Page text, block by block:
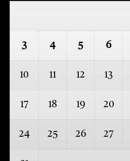
3 4 5 6
10 11 12 13
17 18 19 20
24 25 26 27